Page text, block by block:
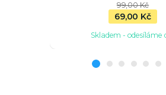
99,00 Kč
69,00 Kč
Skladem - odesíláme